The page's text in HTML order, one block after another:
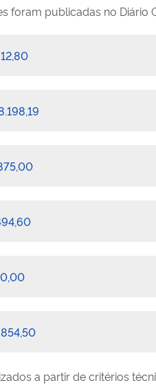
foram publicadas no Diário
a partir de critérios